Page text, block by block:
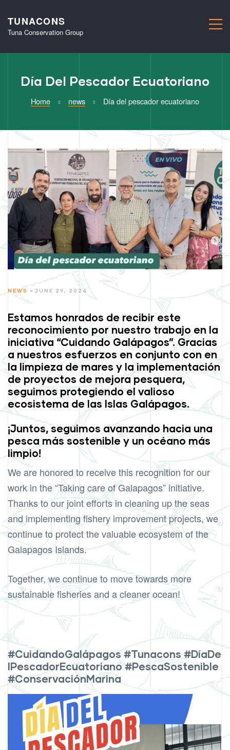
TUNACONS
Tuna Conservation Group
Día Del Pescador Ecuatoriano
Home news Día del pescador ecuatoriano
CATEGORIES
NEWS JUNE 29, 2024
Estamos honrados de recibir este
reconocimiento por nuestro trabajo en la
iniciativa “Cuidando Galápagos”. Gracias
a nuestros esfuerzos en conjunto con en
la limpieza de mares y la implementación
de proyectos de mejora pesquera,
seguimos protegiendo el valioso
ecosistema de las Islas Galápagos.
¡Juntos, seguimos avanzando hacia una
pesca más sostenible y un océano más
limpio!
We are honored to receive this recognition for our
work in the “Taking care of Galapagos” initiative.
Thanks to our joint efforts in cleaning up the seas
and implementing fishery improvement projects, we
continue to protect the valuable ecosystem of the
Galapagos Islands.
Together, we continue to move towards more
sustainable fisheries and a cleaner ocean!
#CuidandoGalápagos #Tunacons #DíaDe
lPescadorEcuatoriano #PescaSostenible
#ConservaciónMarina